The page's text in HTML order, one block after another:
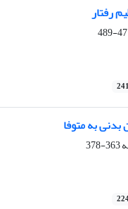
رفتار
به متوفا
363-378